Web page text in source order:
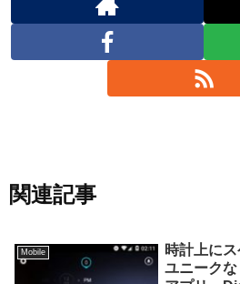
関連記事
Mobile
時計上に
ユニーク